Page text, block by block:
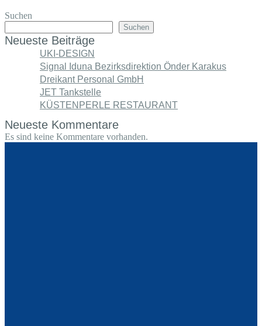
Suchen
Suchen
Neueste Beiträge
UKI-DESIGN
Signal Iduna Bezirksdirektion Önder Karakus
Dreikant Personal GmbH
JET Tankstelle
KÜSTENPERLE RESTAURANT
Neueste Kommentare
Es sind keine Kommentare vorhanden.